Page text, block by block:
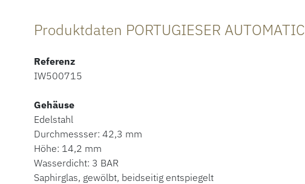
Produktdaten PORTUGIESER AUTOMATIC
Referenz
IW500715
Gehäuse
Edelstahl
Durchmessser: 42,3 mm
Höhe: 14,2 mm
Wasserdicht: 3 BAR
Saphirglas, gewölbt, beidseitig entspiegelt